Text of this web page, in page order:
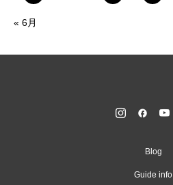
« 6月
Blog
Guide info